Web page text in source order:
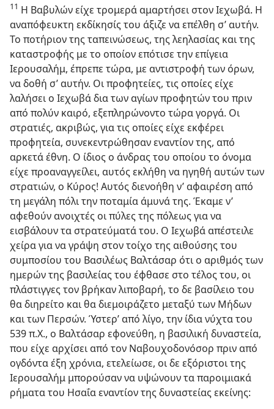
11 Η Βαβυλών είχε τρομερά αμαρτήσει στον Ιεχωβά. Η
αναπόφευκτη εκδίκησίς του άξιζε να επέλθη σ’ αυτήν.
Το ποτήριον της ταπεινώσεως, της λεηλασίας και της
καταστροφής με το οποίον επότισε την επίγεια
Ιερουσαλήμ, έπρεπε τώρα, με αντιστροφή των όρων,
να δοθή σ’ αυτήν. Οι προφητείες, τις οποίες είχε
λαλήσει ο Ιεχωβά δια των αγίων προφητών του πριν
από πολύν καιρό, εξεπληρώνοντο τώρα γοργά. Οι
στρατιές, ακριβώς, για τις οποίες είχε εκφέρει
προφητεία, συνεκεντρώθησαν εναντίον της, από
αρκετά έθνη. Ο ίδιος ο άνδρας του οποίου το όνομα
είχε προαναγγείλει, αυτός εκλήθη να ηγηθή αυτών των
στρατιών, ο Κύρος! Αυτός διενοήθη ν’ αφαιρέση από
τη μεγάλη πόλι την ποταμία άμυνά της. Έκαμε ν’
αφεθούν ανοιχτές οι πύλες της πόλεως για να
εισβάλουν τα στρατεύματά του. Ο Ιεχωβά απέστειλε
χείρα για να γράψη στον τοίχο της αιθούσης του
συμποσίου του Βασιλέως Βαλτάσαρ ότι ο αριθμός των
ημερών της βασιλείας του έφθασε στο τέλος του, οι
πλάστιγγες τον βρήκαν λιποβαρή, το δε βασίλειο του
θα διηρείτο και θα διεμοιράζετο μεταξύ των Μήδων
και των Περσών. Ύστερ’ από λίγο, την ίδια νύχτα του
539 π.Χ., ο Βαλτάσαρ εφονεύθη, η βασιλική δυναστεία,
που είχε αρχίσει από τον Ναβουχοδονόσορ πριν από
ογδόντα έξη χρόνια, ετελείωσε, οι δε εξόριστοι της
Ιερουσαλήμ μπορούσαν να υψώνουν τα παροιμιακά
ρήματα του Ησαΐα εναντίον της δυναστείας εκείνης: